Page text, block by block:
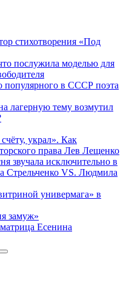
стихотворения «Под
послужила моделью для
популярного в СССР поэта
лагерную тему возмутил
украл». Как
права Лев Лещенко
звучала исключительно в
Стрельченко VS. Людмила
универмага» в
замуж»
Есенина
Искать